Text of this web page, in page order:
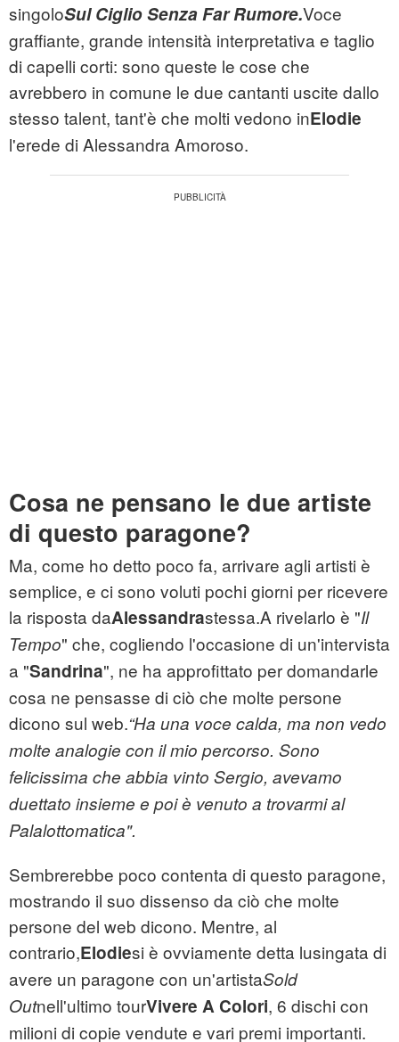
singoloSul Ciglio Senza Far Rumore.Voce
graffiante, grande intensità interpretativa e taglio
di capelli corti: sono queste le cose che
avrebbero in comune le due cantanti uscite dallo
stesso talent, tant'è che molti vedono inElodie
l'erede di Alessandra Amoroso.
Cosa ne pensano le due artiste
di questo paragone?
Ma, come ho detto poco fa, arrivare agli artisti è
semplice, e ci sono voluti pochi giorni per ricevere
la risposta daAlessandrastessa.A rivelarlo è "Il
Tempo" che, cogliendo l'occasione di un'intervista
a "Sandrina", ne ha approfittato per domandarle
cosa ne pensasse di ciò che molte persone
dicono sul web.“Ha una voce calda, ma non vedo
molte analogie con il mio percorso. Sono
felicissima che abbia vinto Sergio, avevamo
duettato insieme e poi è venuto a trovarmi al
Palalottomatica".
Sembrerebbe poco contenta di questo paragone,
mostrando il suo dissenso da ciò che molte
persone del web dicono. Mentre, al
contrario,Elodiesi è ovviamente detta lusingata di
avere un paragone con un'artistaSold
Outnell'ultimo tourVivere A Colori, 6 dischi con
milioni di copie vendute e vari premi importanti.